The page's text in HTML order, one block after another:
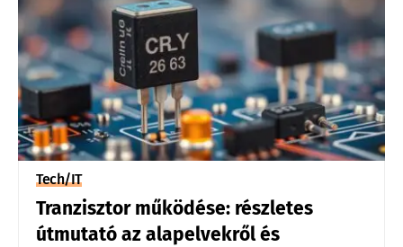
Tech/IT
Tranzisztor működése: részletes
útmutató az alapelvekről és